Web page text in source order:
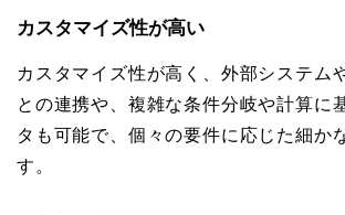
カスタマイズ性が高い
カスタマイズ性が高く、外部システム
との連携や、複雑な条件分岐や計算に
タも可能で、個々の要件に応じた細か
す。